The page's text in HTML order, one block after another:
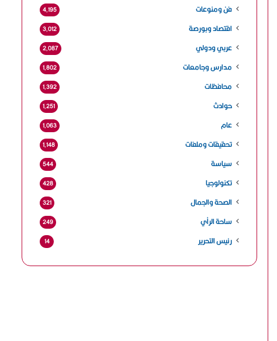
فن ومنوعات 4٬195
اقتصاد وبورصة 3٬012
عربي ودولي 2٬087
مدارس وجامعات 1٬802
محافظات 1٬392
حوادث 1٬251
عام 1٬063
تحقيقات وملفات 1٬148
سياسة 544
تكنولوجيا 428
الصحة والجمال 321
ساحة الرأي 249
رئيس التحرير 14